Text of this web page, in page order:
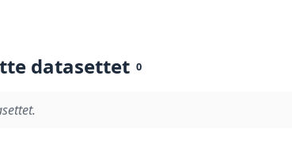
datasettet 0